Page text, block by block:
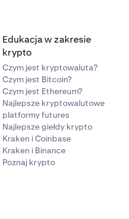
za pośrednictwem
hasło).
że klawisz Caps Lock jest
hasło do swojego konta
Edukacja w zakresie
krypto
Czym jest kryptowaluta?
Czym jest Bitcoin?
Czym jest Ethereum?
Najlepsze kryptowalutowe
platformy futures
Najlepsze giełdy krypto
Kraken i Coinbase
Kraken i Binance
Poznaj krypto